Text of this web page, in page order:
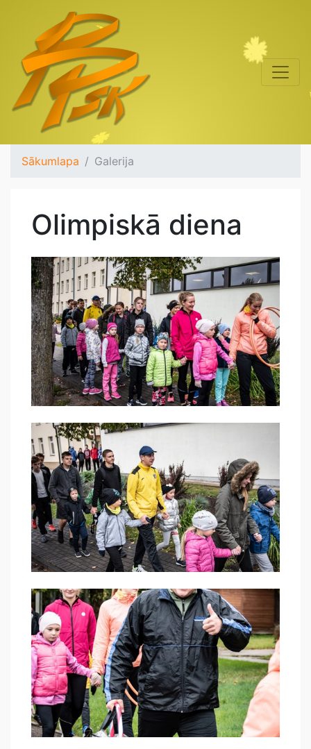
Sākumlapa Galerija
Olimpiskā diena